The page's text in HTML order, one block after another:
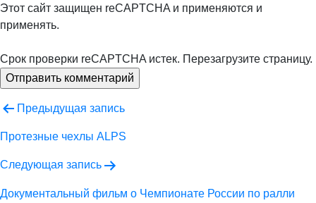
Этот сайт защищен reCAPTCHA и применяются и
применять.
Срок проверки reCAPTCHA истек. Перезагрузите страницу.
Навигация
по
записям
Предыдущая запись
Протезные чехлы ALPS
Следующая запись
Документальный фильм о Чемпионате России по ралли